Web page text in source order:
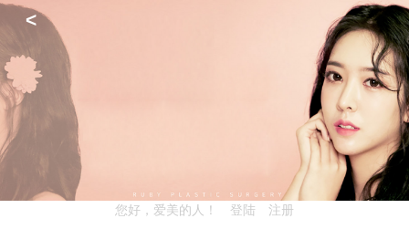
<
您好，爱美的人！ 登陆 注册